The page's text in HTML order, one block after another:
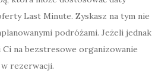
Last Minute. Zyskasz na tym nie
podróżami. Jeżeli jednak
na bezstresowe organizowanie
rezerwacji.